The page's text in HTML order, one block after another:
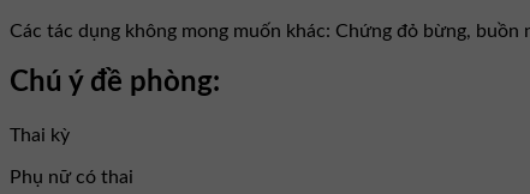
Các tác dụng không mong muốn khác: Chứng đỏ bừng,
Chú ý đề phòng:
Thai kỳ
Phụ nữ có thai